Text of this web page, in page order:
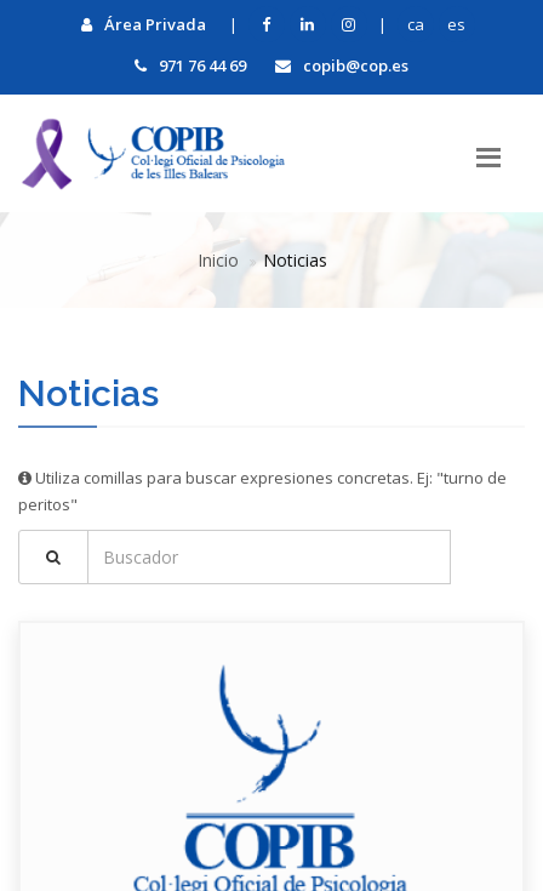
Área Privada | | ca
es
971 76 44 69
copib@cop.es
Inicio Noticias
Noticias
Utiliza comillas para buscar expresiones concretas. Ej: "turno de
peritos"